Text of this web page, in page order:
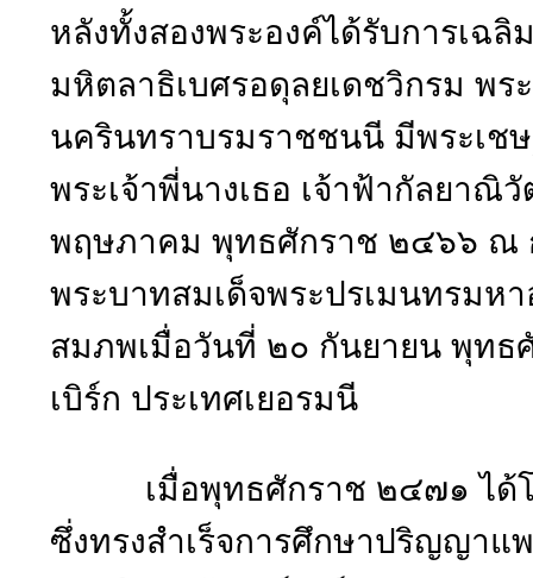
หลังทั้งสองพระองค์ได้รับการเฉ
มหิตลาธิเบศรอดุลยเดชวิกรม พ
นครินทราบรมราชชนนี มีพระเช
พระเจ้าพี่นางเธอ เจ้าฟ้ากัลยาณิ
พฤษภาคม พุทธศักราช ๒๔๖๖ ณ
พระบาทสมเด็จพระปรเมนทรมห
สมภพเมื่อวันที่ ๒๐ กันยายน พุทธ
เบิร์ก ประเทศเยอรมนี
เมื่อพุทธศักราช ๒๔๗๑ ได้โด
ซึ่งทรงสำเร็จการศึกษาปริญญา